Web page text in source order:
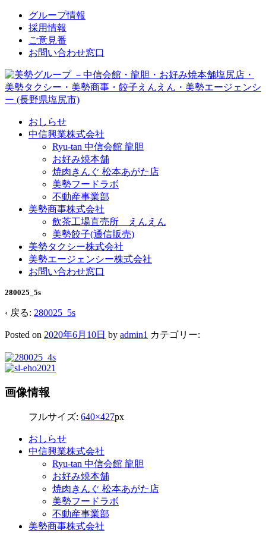
ン
テ
ン
グループ情報
採用情報
ご意見番
お問い合わせ窓口
おしらせ
中信興業株式会社
Ryu-tan 中信会館 龍胆
お好み焼本舗
焼肉きんぐ 松本あがた店
美勢フードラボ
不動産事業部
美勢商事株式会社
飲茶工場直売所 えんえん
美勢餃子(通信販売)
美勢タクシー株式会社
美勢エージェンシー株式会社
お問い合わせ窓口
280025_5s
‹ 戻る: 280025_5s
Posted on 2020年6月10日 by admin1 カテゴリー:
画像情報
フルサイズ: 640×427px
おしらせ
中信興業株式会社
Ryu-tan 中信会館 龍胆
お好み焼本舗
焼肉きんぐ 松本あがた店
美勢フードラボ
不動産事業部
美勢商事株式会社